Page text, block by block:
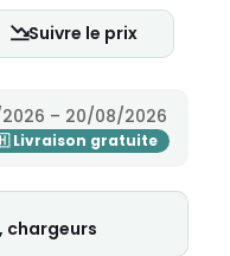
Suivre le prix
– 20/08/2026
chargeurs